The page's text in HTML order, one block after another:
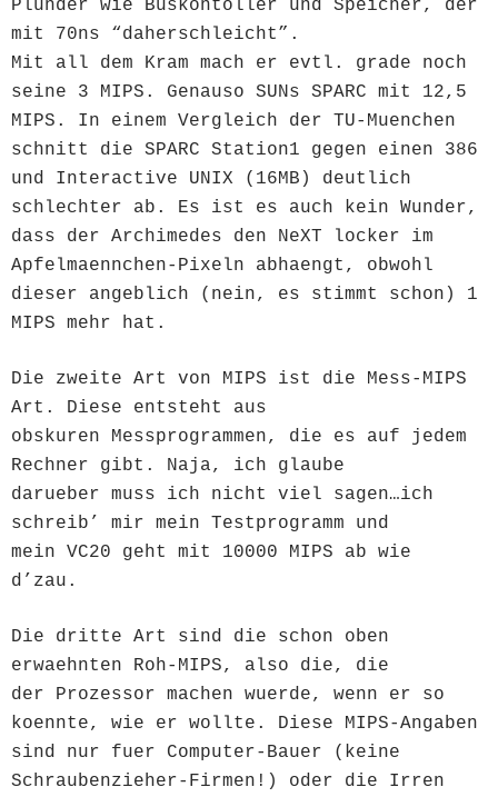
Plunder wie Buskontoller und Speicher, der
mit 70ns “daherschleicht”.
Mit all dem Kram mach er evtl. grade noch
seine 3 MIPS. Genauso SUNs SPARC mit 12,5
MIPS. In einem Vergleich der TU-Muenchen
schnitt die SPARC Station1 gegen einen 386
und Interactive UNIX (16MB) deutlich
schlechter ab. Es ist es auch kein Wunder,
dass der Archimedes den NeXT locker im
Apfelmaennchen-Pixeln abhaengt, obwohl
dieser angeblich (nein, es stimmt schon) 1
MIPS mehr hat.
Die zweite Art von MIPS ist die Mess-MIPS
Art. Diese entsteht aus
obskuren Messprogrammen, die es auf jedem
Rechner gibt. Naja, ich glaube
darueber muss ich nicht viel sagen…ich
schreib’ mir mein Testprogramm und
mein VC20 geht mit 10000 MIPS ab wie
d’zau.
Die dritte Art sind die schon oben
erwaehnten Roh-MIPS, also die, die
der Prozessor machen wuerde, wenn er so
koennte, wie er wollte. Diese MIPS-Angaben
sind nur fuer Computer-Bauer (keine
Schraubenzieher-Firmen!) oder die Irren